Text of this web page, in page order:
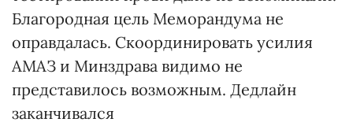
Благородная цель Меморандума не
оправдалась. Скоординировать усилия
АМАЗ и Минздрава видимо не
представилось возможным. Дедлайн
заканчивался